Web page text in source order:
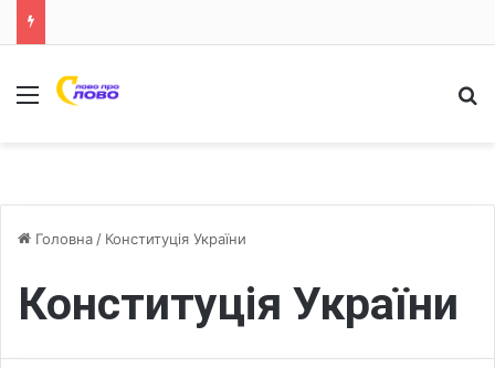
Меню
Головна / Конституція України
Конституція України